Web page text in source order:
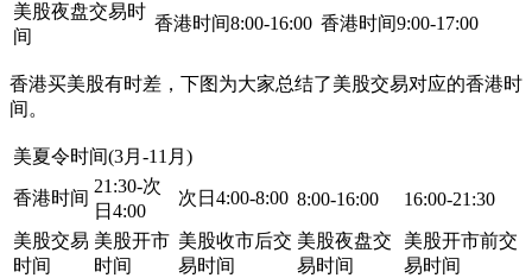
美股夜盘交易时
间
香港时间8:00-16:00 香港时间9:00-17:00
香港买美股有时差，下图为大家总结了美股交易对应的香港时
间。
美夏令时间(3月-11月)
香港时间
21:30-次
日4:00
次日4:00-8:00 8:00-16:00 16:00-21:30
美股交易
时间
美股开市
时间
美股收市后交
易时间
美股夜盘交
易时间
美股开市前交
易时间